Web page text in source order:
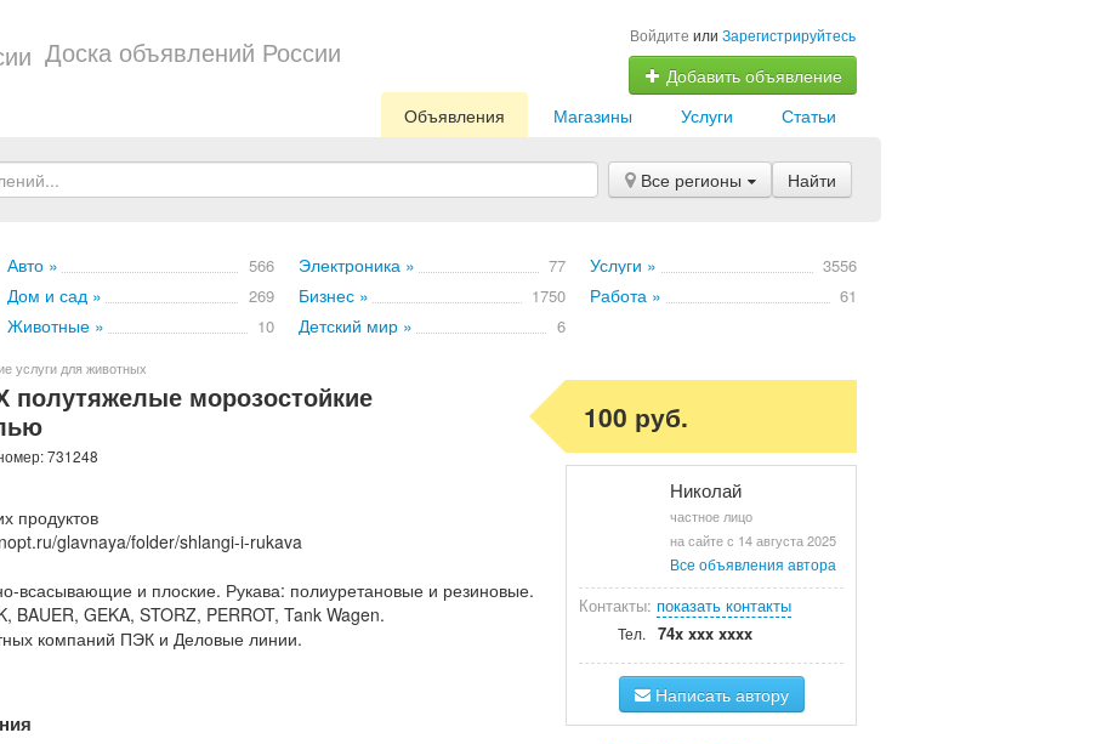
Доска объявлений России Войдите или Зарегистрируйтесь
Добавить объявление
Статьи
Услуги
Магазины
Объявления
Все регионы Найти
Авто » 566 Электроника » 77 Услуги » 3556
Дом и сад » 269 Бизнес » 1750 Работа » 61
Животные » 10 Детский мир » 6
услуги для животных
морозостойкие
731248
продуктов
glavnaya/folder/shlangi-i-rukava
всасывающие и плоские. Рукава: полиуретановые и резиновые.
BAUER, GEKA, STORZ, PERROT, Tank Wagen.
компаний ПЭК и Деловые линии.
100 руб.
Николай
частное лицо
на сайте с 14 августа 2025
Все объявления автора
Контакты: показать контакты
Тел. 74x xxx xxxx
Написать автору